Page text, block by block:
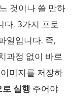
것이나 쓸 만하
다. 3가지 프로
일입니다. 즉,
과정 없이 바로
미지를 저장하
실행 주어야